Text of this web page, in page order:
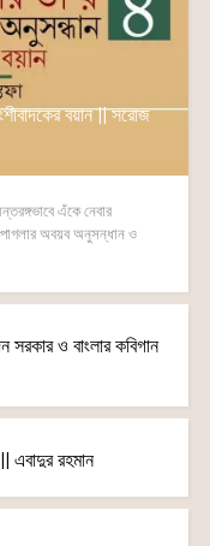
বয়ান || সরোজ
এঁকে নেবার
অবয়ব অনুসন্ধান ও
সরকার ও বাংলার কবিগান
এবাদুর রহমান